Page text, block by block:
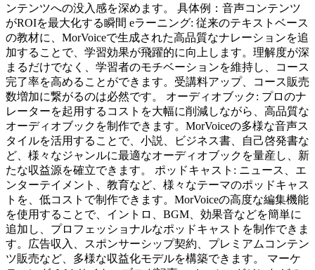
ンテンツへの没入感を深めます。 具体例：音声コンテンツ
がROIを最大化する瞬間 eラーニング: 従来のテキストベース
の教材に、MorVoiceで生成された高品質なナレーションを追
加することで、学習効果が飛躍的に向上します。理解度が深
まるだけでなく、学習者のモチベーションを維持し、コース
完了率を高めることができます。受講料アップ、コース販売
数増加に繋がるのは必然です。 オーディオブック: プロのナ
レーターを起用するコストを大幅に削減しながら、高品質な
オーディオブックを制作できます。MorVoiceの多様な音声ス
タイルを活用することで、小説、ビジネス書、自己啓発書な
ど、様々なジャンルに最適なオーディオブックを量産し、新
たな収益源を確立できます。 ポッドキャスト: ニュース、エ
ンターテイメント、教育など、様々なテーマのポッドキャス
トを、低コストで制作できます。MorVoiceの高度な編集機能
を使用することで、イントロ、BGM、効果音などを簡単に
追加し、プロフェッショナルなポッドキャストを制作できま
す。広告収入、スポンサーシップ契約、プレミアムコンテン
ツ販売など、多様な収益化モデルを構築できます。 マーケ